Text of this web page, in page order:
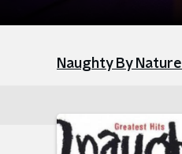
Naughty By Nature